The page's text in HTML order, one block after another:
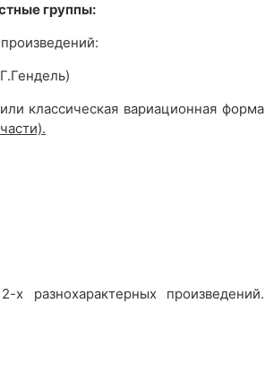
группы:
классическая вариационная форма
х разнохарактерных произведений.